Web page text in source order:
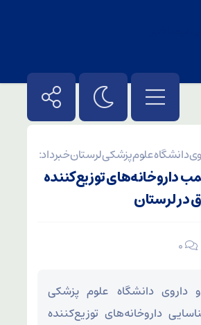
دانشگاه علوم پزشکی لرستان خبر داد:
داروخانه‌های توزیع‌کننده
در لرستان
۰
داروی دانشگاه علوم پزشکی
داروخانه‌های توزیع‌کننده